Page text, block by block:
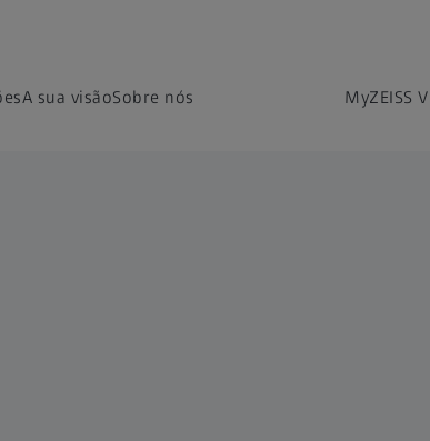
A sua visãoSobre nós MyZEISS